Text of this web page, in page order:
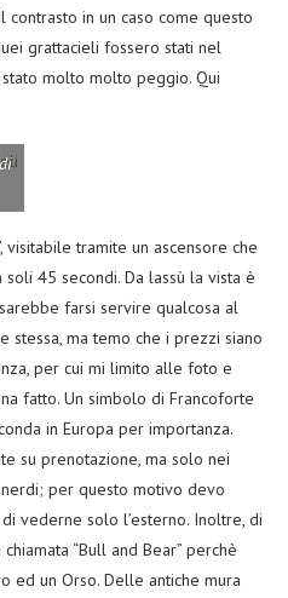
in un caso come questo
grattacieli fossero stati nel
molto molto peggio. Qui
visitabile tramite un ascensore che
45 secondi. Da lassù la vista è
farsi servire qualcosa al
stessa, ma temo che i prezzi siano
per cui mi limito alle foto e
fatto. Un simbolo di Francoforte
in Europa per importanza.
su prenotazione, ma solo nei
per questo motivo devo
vederne solo l’esterno. Inoltre, di
“Bull and Bear” perchè
ed un Orso. Delle antiche mura